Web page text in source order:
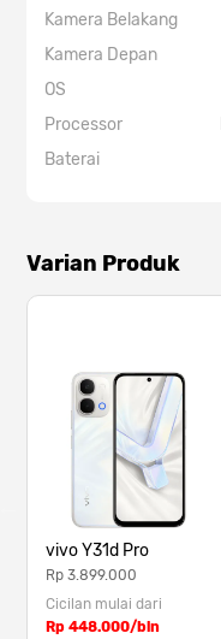
Kamera Belakang
Kamera Depan
OS
Processor
Baterai
Varian Produk
vivo Y31d Pro
Rp 3.899.000
Cicilan mulai dari
Rp 448.000/bln